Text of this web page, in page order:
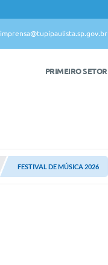
imprensa@tupipaulista.sp.gov.br
PRIMEIRO SETOR
FESTIVAL DE MÚSICA 2026